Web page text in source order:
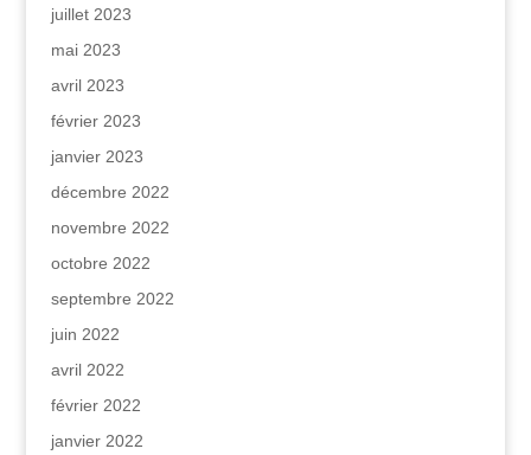
juillet 2023
mai 2023
avril 2023
février 2023
janvier 2023
décembre 2022
novembre 2022
octobre 2022
septembre 2022
juin 2022
avril 2022
février 2022
janvier 2022